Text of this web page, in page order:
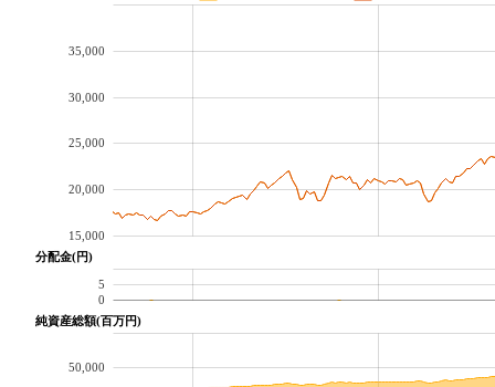
15,000
20,000
25,000
30,000
35,000
分配金(円)
0
5
純資産総額(百万円)
50,000